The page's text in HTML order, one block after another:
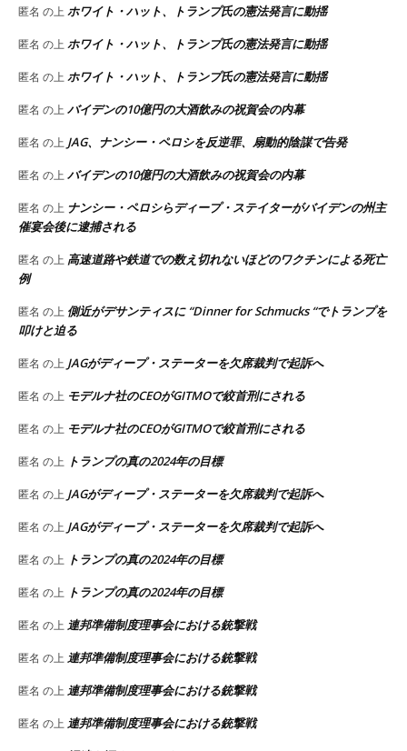
匿名 の上 ホワイト・ハット、トランプ氏の憲法発言に動揺
匿名 の上 ホワイト・ハット、トランプ氏の憲法発言に動揺
匿名 の上 ホワイト・ハット、トランプ氏の憲法発言に動揺
匿名 の上 バイデンの10億円の大酒飲みの祝賀会の内幕
匿名 の上 JAG、ナンシー・ペロシを反逆罪、扇動的陰謀で告発
匿名 の上 バイデンの10億円の大酒飲みの祝賀会の内幕
匿名 の上 ナンシー・ペロシらディープ・ステイターがバイデンの州主
催宴会後に逮捕される
匿名 の上 高速道路や鉄道での数え切れないほどのワクチンによる死亡
例
匿名 の上 側近がデサンティスに “Dinner for Schmucks “でトランプを
叩けと迫る
匿名 の上 JAGがディープ・ステーターを欠席裁判で起訴へ
匿名 の上 モデルナ社のCEOがGITMOで絞首刑にされる
匿名 の上 モデルナ社のCEOがGITMOで絞首刑にされる
匿名 の上 トランプの真の2024年の目標
匿名 の上 JAGがディープ・ステーターを欠席裁判で起訴へ
匿名 の上 JAGがディープ・ステーターを欠席裁判で起訴へ
匿名 の上 トランプの真の2024年の目標
匿名 の上 トランプの真の2024年の目標
匿名 の上 連邦準備制度理事会における銃撃戦
匿名 の上 連邦準備制度理事会における銃撃戦
匿名 の上 連邦準備制度理事会における銃撃戦
匿名 の上 連邦準備制度理事会における銃撃戦